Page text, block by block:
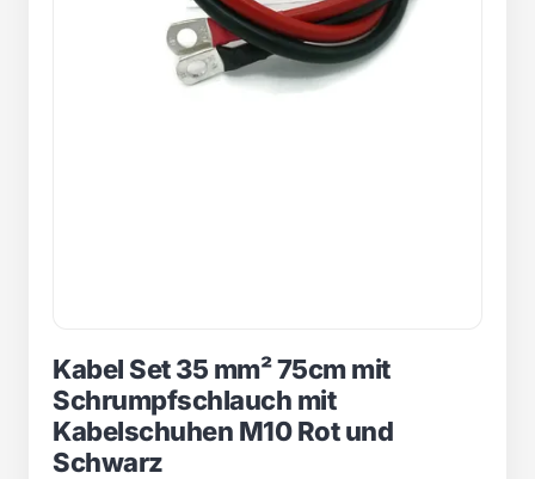
Kabel Set 35 mm² 75cm mit
Schrumpfschlauch mit
Kabelschuhen M10 Rot und
Schwarz